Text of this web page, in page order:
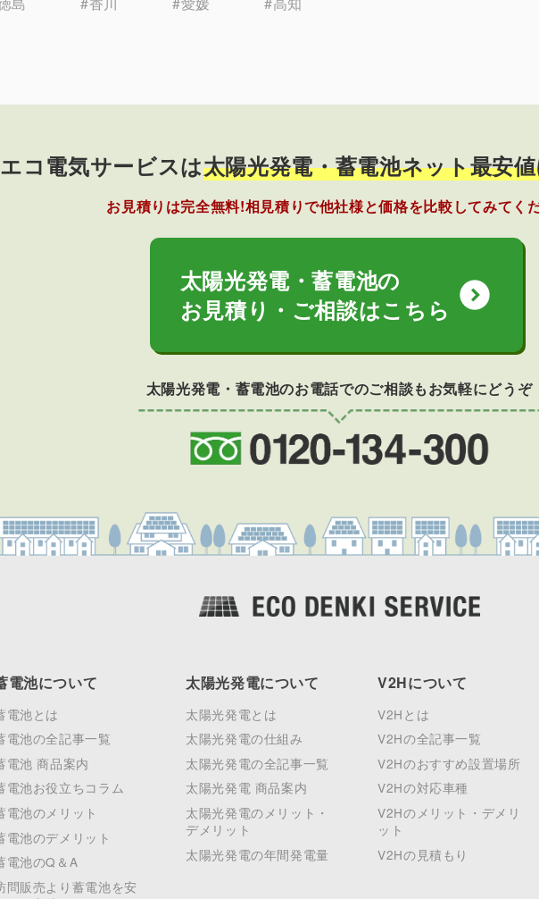
エコ電気サービスは太陽光発電・蓄電池ネット最安
お見積りは完全無料!相見積りで他社様と価格を比較してみてく
太陽光発電・蓄電池の
お見積り・ご相談はこちら expand_circle_down
太陽光発電・蓄電池のお電話でのご相談もお気軽にどうぞ
電池について
電池とは
電池の全記事一覧
電池 商品案内
電池お役立ちコラム
電池のメリット
電池のデメリット
電池のQ＆A
問販売より蓄電池を安
太陽光発電について
太陽光発電とは
太陽光発電の仕組み
太陽光発電の全記事一覧
太陽光発電 商品案内
太陽光発電のメリット・
デメリット
太陽光発電の年間発電量
V2Hについて
V2Hとは
V2Hの全記事一覧
V2Hのおすすめ設置場所
V2Hの対応車種
V2Hのメリット・デメリ
ット
V2Hの見積もり